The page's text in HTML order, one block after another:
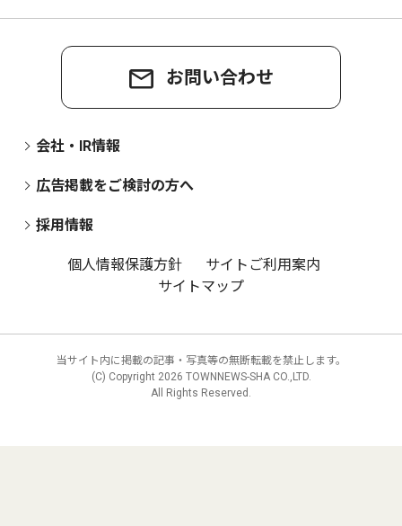
お問い合わせ
会社・IR情報
広告掲載をご検討の方へ
採用情報
個人情報保護方針
サイトご利用案内
サイトマップ
当サイト内に掲載の記事・写真等の無断転載を禁止します。
(C) Copyright 2026 TOWNNEWS-SHA CO.,LTD.
All Rights Reserved.